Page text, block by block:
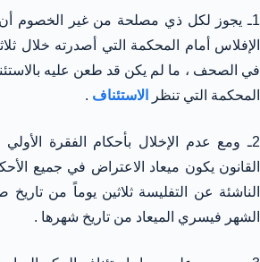
1ـ يجوز لكل ذي مصلحة من غير الخصوم
الإفلاس أمام المحكمة التي أصدرته خلال
في الصحف ، ما لم يكن قد طعن عليه
المحكمة التي تنظر
الاستئناف .
القانون يكون ميعاد الاعتراض في جميع
الناشئة عن التفليسة ثلاثين يوماً من
الشهر فيسري الميعاد من تاريخ شهرها .